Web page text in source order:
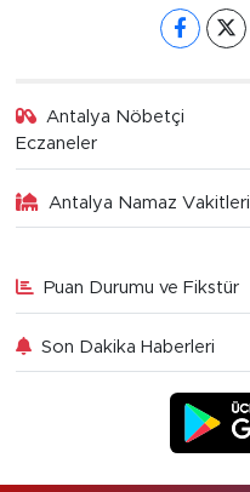
Antalya Nöbetçi
Eczaneler
Antalya Namaz Vakitleri
Puan Durumu ve Fikstür
Son Dakika Haberleri